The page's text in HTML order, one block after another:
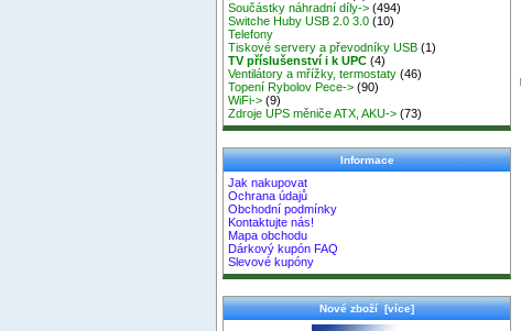
Součástky náhradní díly-> (494)
Switche Huby USB 2.0 3.0 (10)
Telefony
Tiskové servery a převodníky USB (1)
TV příslušenství i k UPC (4)
Ventilátory a mřížky, termostaty (46)
Topení Rybolov Pece-> (90)
WiFi-> (9)
Zdroje UPS měniče ATX, AKU-> (73)
Informace
Jak nakupovat
Ochrana údajů
Obchodní podmínky
Kontaktujte nás!
Mapa obchodu
Dárkový kupón FAQ
Slevové kupóny
Nové zboží [více]